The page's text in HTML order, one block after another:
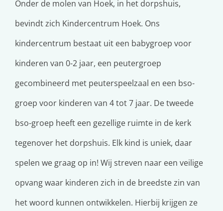
Onder de molen van Hoek, in het dorpshuis,
bevindt zich Kindercentrum Hoek. Ons
kindercentrum bestaat uit een babygroep voor
kinderen van 0-2 jaar, een peutergroep
gecombineerd met peuterspeelzaal en een bso-
groep voor kinderen van 4 tot 7 jaar. De tweede
bso-groep heeft een gezellige ruimte in de kerk
tegenover het dorpshuis. Elk kind is uniek, daar
spelen we graag op in! Wij streven naar een veilige
opvang waar kinderen zich in de breedste zin van
het woord kunnen ontwikkelen. Hierbij krijgen ze